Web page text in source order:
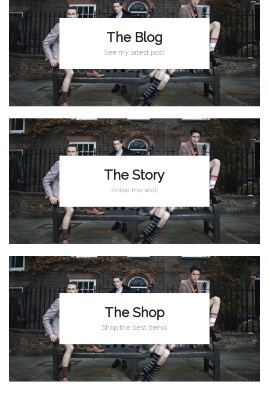
The Blog
See my latest post
The Story
Know me well
The Shop
Shop the best items